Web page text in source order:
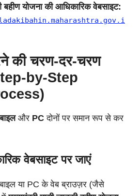
बहीण योजना की आधिकारिक वेबसाइट:
की चरण-दर-चरण
by-Step
और PC दोनों पर समान रूप से कर
वेबसाइट पर जाएं
या PC के वेब ब्राउज़र (जैसे